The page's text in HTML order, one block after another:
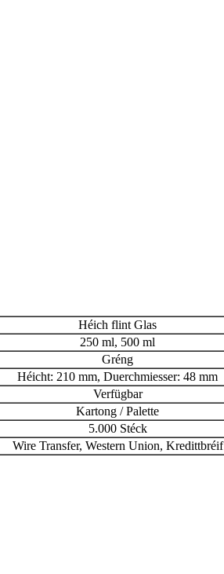
Héich flint Glas
250 ml, 500 ml
Gréng
Héicht: 210 mm, Duerchmiesser: 48 mm
Verfügbar
Kartong / Palette
5.000 Stéck
Wire Transfer, Western Union, Kredittbréif